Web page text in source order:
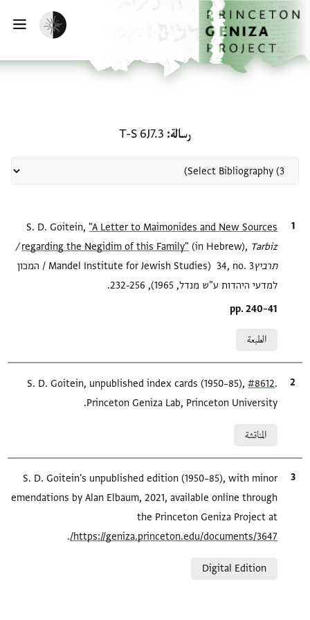
إلى المحتوى الرئيسي
الرئيسية
تفعيل الوضع المظلم
رسالة T-S 6J7.3
الاقتباس المرجعي S. D. Goitein,"A Letter to Maimonides and New Sources
regarding the Negidim of this Family‎" (in Hebrew),
Tarbiz /
תרביץ‎
34, no. 3 (Mandel Institute for Jewish Studies / המכון
למדעי היהדות ע"ש מנדל, 1965), 232-256.
Location in source
pp. 240–41
الطبعة
الاقتباس المرجعيS. D. Goitein, unpublished index cards (1950–85),#8612
Princeton Geniza Lab, Princeton University.
المناقشة
الاقتباس المرجعي
S. D. Goitein's unpublished edition (1950–85), with minor
emendations by Alan Elbaum, 2021, available online through
the Princeton Geniza Project at
https://geniza.princeton.edu/documents/3647/
.
Digital Edition